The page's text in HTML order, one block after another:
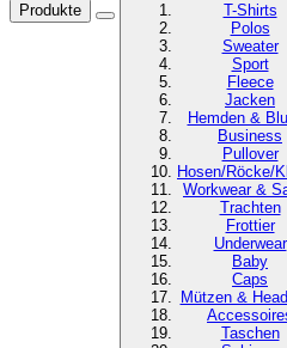
Produkte
T-Shirts
Polos
Sweater
Sport
Fleece
Jacken
Hemden &
Business
Pullover
Hosen/Röcke/
Workwear &
Trachten
Frottier
Underwear
Baby
Caps
Mützen &
Taschen